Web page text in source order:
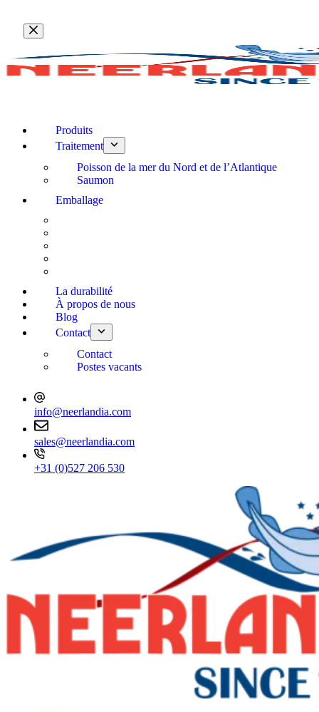
contenu
Produits
Traitement
Poisson de la mer du Nord et de l’Atlantique
Saumon
Emballage
La durabilité
À propos de nous
Blog
Contact
Contact
Postes vacants
info@neerlandia.com
sales@neerlandia.com
+31 (0)527 206 530